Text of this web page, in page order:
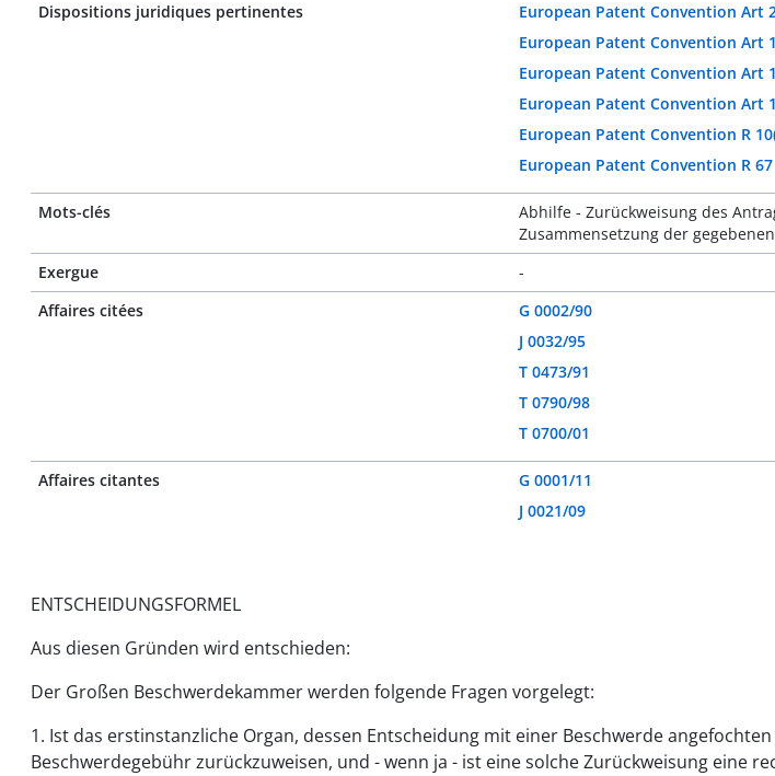
Dispositions juridiques pertinentes
European Patent Convention Art
European Patent Convention Art
European Patent Convention Art
European Patent Convention Art
European Patent Convention R
European Patent Convention R 67
Mots-clés
Abhilfe - Zurückweisung des
Zusammensetzung der
Exergue
-
Affaires citées
G 0002/90
J 0032/95
T 0473/91
T 0790/98
T 0700/01
Affaires citantes
G 0001/11
J 0021/09
ENTSCHEIDUNGSFORMEL
Aus diesen Gründen wird entschieden:
Der Großen Beschwerdekammer werden folgende Fragen vorgelegt:
1. Ist das erstinstanzliche Organ, dessen Entscheidung mit einer Beschwerde
Beschwerdegebühr zurückzuweisen, und - wenn ja - ist eine solche Zurückweisung eine